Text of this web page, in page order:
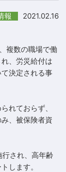
報 2021.02.16
複数の職場で働
、労災給付は
決定される事
れておらず、
、被保険者資
され、高年齢
します。